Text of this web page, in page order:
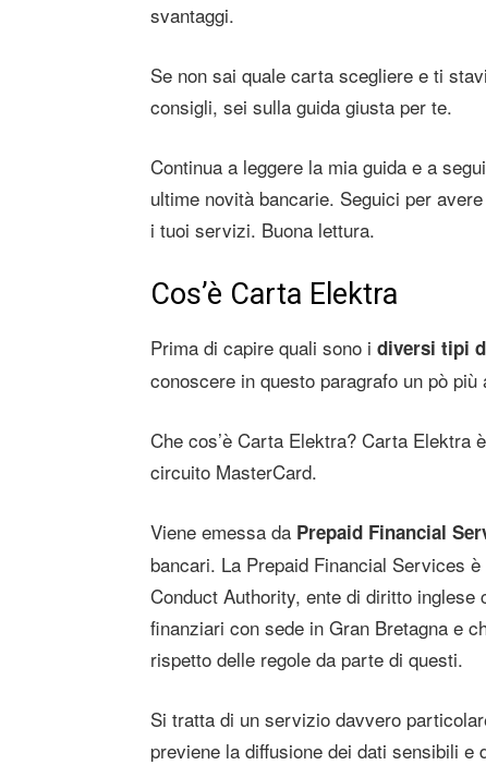
svantaggi.
Se non sai quale carta scegliere e ti
consigli, sei sulla guida giusta per te.
Continua a leggere la mia guida e a
ultime novità bancarie. Seguici per
i tuoi servizi. Buona lettura.
Cos’è Carta Elektra
Prima di capire quali sono i diversi tipi
conoscere in questo paragrafo un pò
Che cos’è Carta Elektra? Carta Elektra
circuito MasterCard.
Viene emessa da Prepaid Financial
bancari. La Prepaid Financial Services
Conduct Authority, ente di diritto
finanziari con sede in Gran Bretagna e
rispetto delle regole da parte di questi.
Si tratta di un servizio davvero
previene la diffusione dei dati sensibili